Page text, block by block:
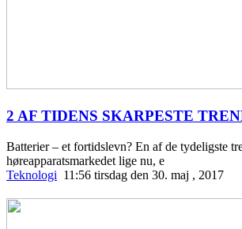
2 AF TIDENS SKARPESTE
Batterier – et fortidslevn? En af de tydeligste
høreapparatsmarkedet lige nu, e
Teknologi 11:56 tirsdag den 30. maj , 2017